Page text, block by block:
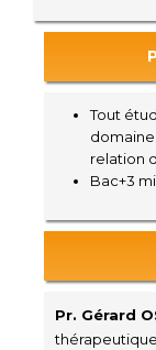
Tout
relation
Bac+3
Pr. Gérard
thérapeutique